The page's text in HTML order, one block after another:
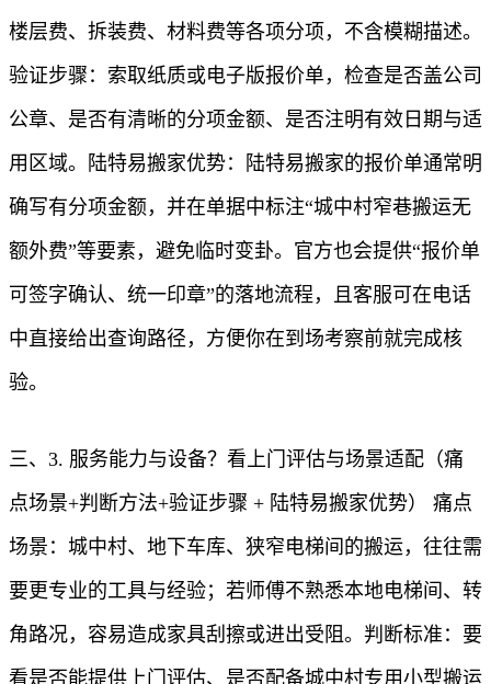
楼层费、拆装费、材料费等各项分项，不含模糊描述。
验证步骤：索取纸质或电子版报价单，检查是否盖公司
公章、是否有清晰的分项金额、是否注明有效日期与适
用区域。陆特易搬家优势：陆特易搬家的报价单通常明
确写有分项金额，并在单据中标注“城中村窄巷搬运无
额外费”等要素，避免临时变卦。官方也会提供“报价单
可签字确认、统一印章”的落地流程，且客服可在电话
中直接给出查询路径，方便你在到场考察前就完成核
验。
三、3. 服务能力与设备？看上门评估与场景适配（痛
点场景+判断方法+验证步骤 + 陆特易搬家优势） 痛点
场景：城中村、地下车库、狭窄电梯间的搬运，往往需
要更专业的工具与经验；若师傅不熟悉本地电梯间、转
角路况，容易造成家具刮擦或进出受阻。判断标准：要
看是否能提供上门评估、是否配备城中村专用小型搬运